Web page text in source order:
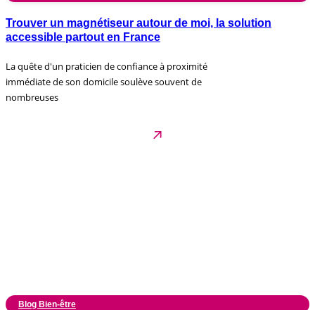
Trouver un magnétiseur autour de moi, la solution
accessible partout en France
La quête d'un praticien de confiance à proximité
immédiate de son domicile soulève souvent de
nombreuses
Blog Bien-être